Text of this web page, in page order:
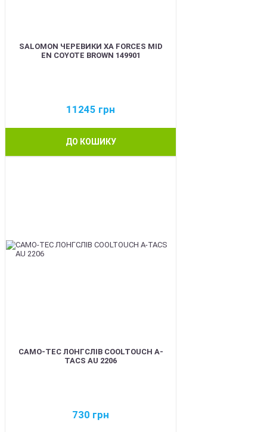
SALOMON ЧЕРЕВИКИ XA FORCES MID
EN COYOTE BROWN 149901
11245 грн
ДО КОШИКУ
CAMO-TEC ЛОНГСЛІВ COOLTOUCH A-
TACS AU 2206
730 грн